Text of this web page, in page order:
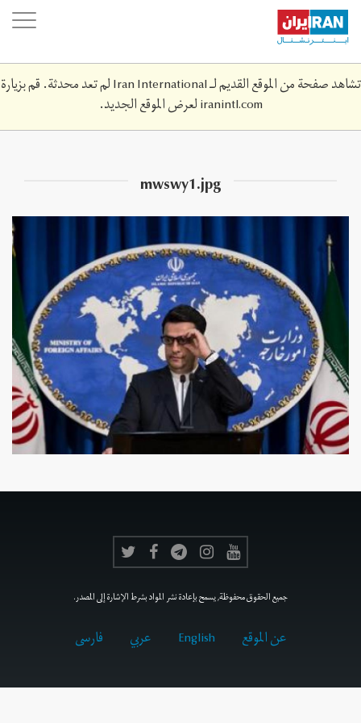
Skip
main
content
تشاهد صفحة من الموقع القديم لـ Iran International لم تعد محدثة. قم بزيارة
iranintl.comلعرض الموقع الجديد.
mwswy1.jpg
جميع الحقوق محفوظة, يسمح بإعادة نشر المواد بشرط الإشارة إلى المصدر.
عن الموقع English عربي فارسى